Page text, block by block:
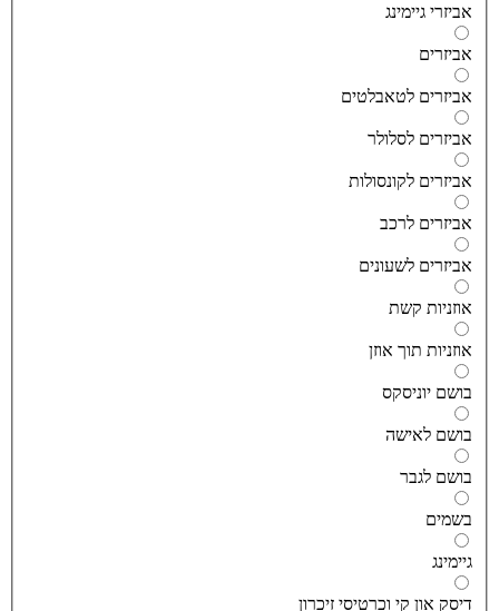
גיימינג
לטאבלטים
לסלולר
לקונסולות
לרכב
לשעונים
קשת
תוך אוזן
יוניסקס
לאישה
לגבר
און קי וכרטיסי זיכרון